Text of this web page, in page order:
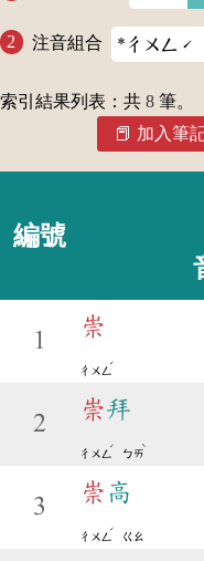
注音組合
索引結果列表：共 8 筆。
加入筆
編號
1
崇
ㄔㄨㄥ
ˊ
2
崇拜
ㄔㄨㄥ
ˊ
ㄅㄞ
ˋ
3
崇 高
ㄔㄨㄥ
ˊ
ㄍㄠ